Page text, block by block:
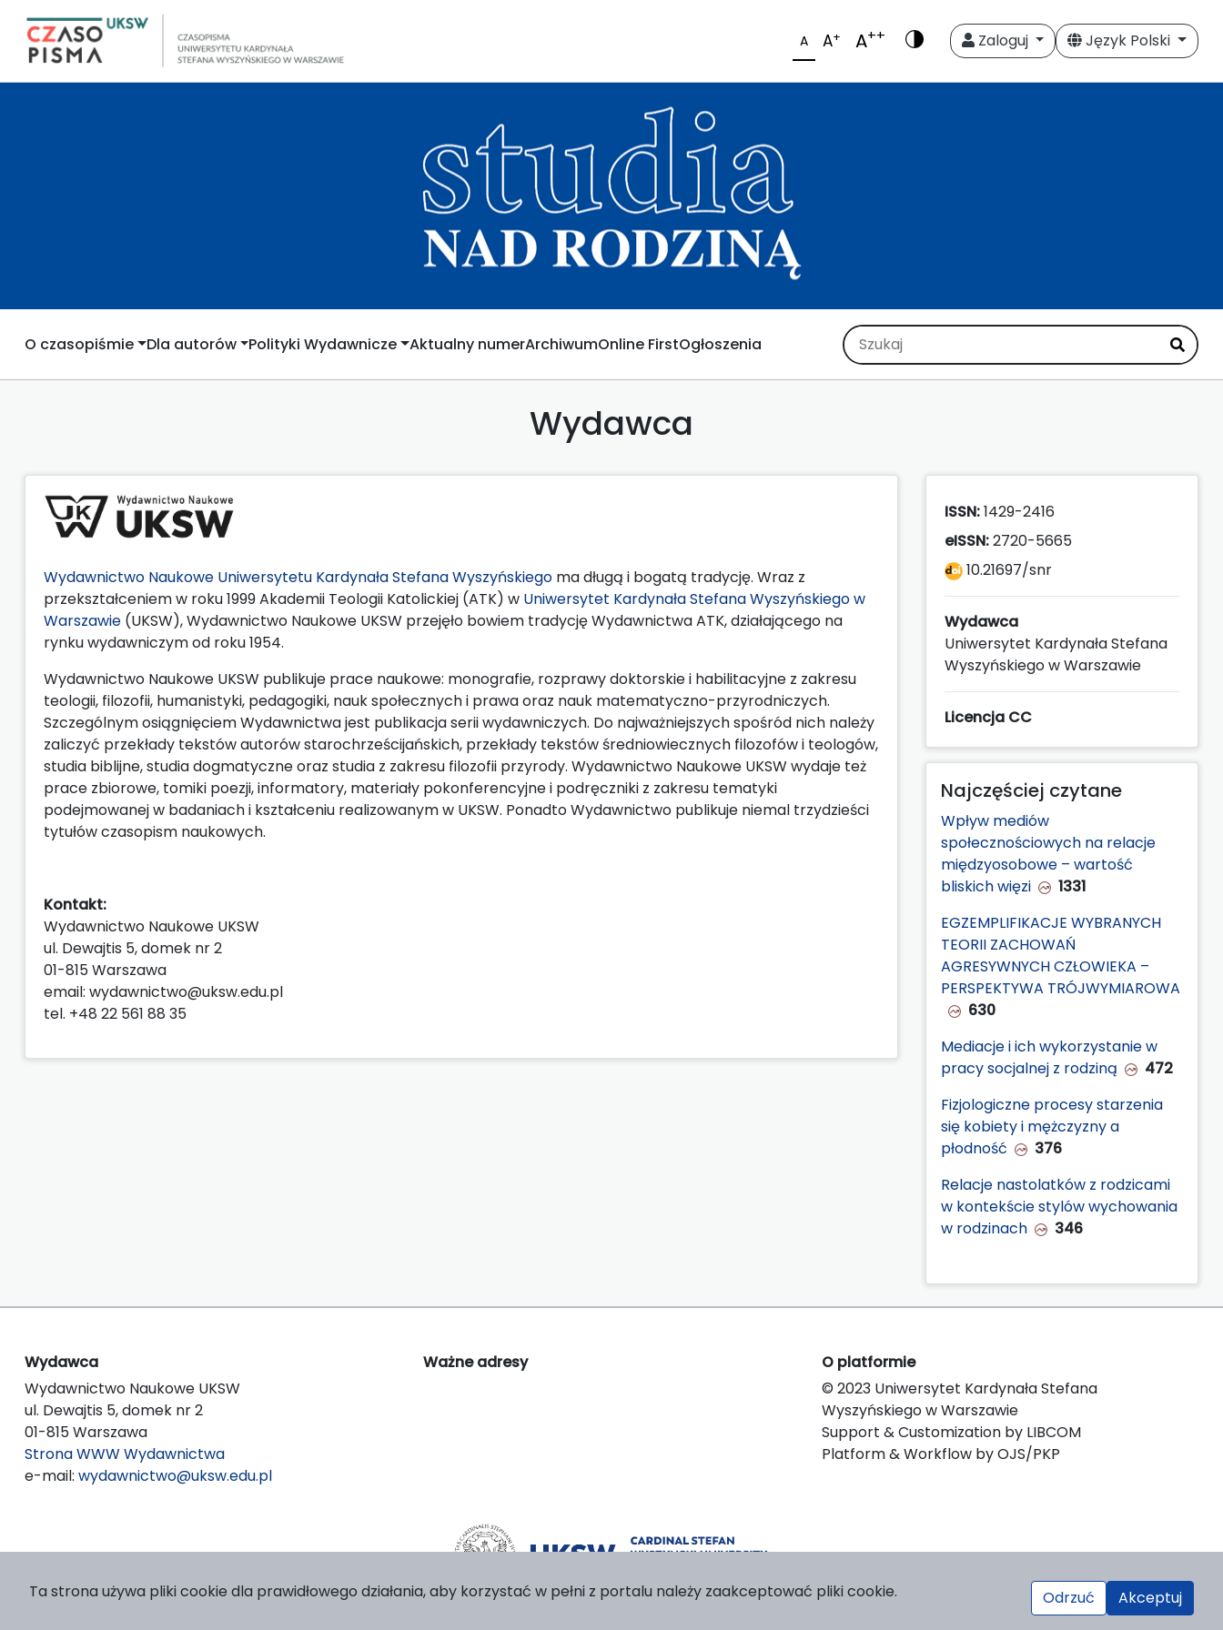
A A+ A++ Zaloguj Język Polski
O czasopiśmie Dla autorów Polityki Wydawnicze Aktualny numerArchiwumOnline FirstOgłoszenia
Wydawca
Wydawnictwo Naukowe Uniwersytetu Kardynała Stefana Wyszyńskiego ma długą i bogatą tradycję. Wraz z
przekształceniem w roku 1999 Akademii Teologii Katolickiej (ATK) w Uniwersytet Kardynała Stefana Wyszyńskiego w
Warszawie (UKSW), Wydawnictwo Naukowe UKSW przejęło bowiem tradycję Wydawnictwa ATK, działającego na
rynku wydawniczym od roku 1954.
Wydawnictwo Naukowe UKSW publikuje prace naukowe: monografie, rozprawy doktorskie i habilitacyjne z zakresu
teologii, filozofii, humanistyki, pedagogiki, nauk społecznych i prawa oraz nauk matematyczno-przyrodniczych.
Szczególnym osiągnięciem Wydawnictwa jest publikacja serii wydawniczych. Do najważniejszych spośród nich należy
zaliczyć przekłady tekstów autorów starochrześcijańskich, przekłady tekstów średniowiecznych filozofów i teologów,
studia biblijne, studia dogmatyczne oraz studia z zakresu filozofii przyrody. Wydawnictwo Naukowe UKSW wydaje też
prace zbiorowe, tomiki poezji, informatory, materiały pokonferencyjne i podręczniki z zakresu tematyki
podejmowanej w badaniach i kształceniu realizowanym w UKSW. Ponadto Wydawnictwo publikuje niemal trzydzieści
tytułów czasopism naukowych.
Kontakt:
Wydawnictwo Naukowe UKSW
ul. Dewajtis 5, domek nr 2
01-815 Warszawa
email: wydawnictwo@uksw.edu.pl
tel. +48 22 561 88 35
ISSN:1429-2416
eISSN:2720-5665
10.21697/snr
Wydawca
Uniwersytet Kardynała Stefana
Wyszyńskiego w Warszawie
Licencja CC
Najczęściej czytane
Wpływ mediów
społecznościowych na relacje
międzyosobowe – wartość
bliskich więzi
1331
EGZEMPLIFIKACJE WYBRANYCH
TEORII ZACHOWAŃ
AGRESYWNYCH CZŁOWIEKA –
PERSPEKTYWA TRÓJWYMIAROWA
630
Mediacje i ich wykorzystanie w
pracy socjalnej z rodziną
472
Fizjologiczne procesy starzenia
się kobiety i mężczyzny a
płodność
376
Relacje nastolatków z rodzicami
w kontekście stylów wychowania
w rodzinach
346
Wydawca
Wydawnictwo Naukowe UKSW
ul. Dewajtis 5, domek nr 2
01-815 Warszawa
Strona WWW Wydawnictwa
e-mail: wydawnictwo@uksw.edu.pl
Ważne adresy
O platformie
© 2023 Uniwersytet Kardynała Stefana
Wyszyńskiego w Warszawie
Support & Customization by LIBCOM
Platform & Workflow by OJS/PKP
Ta strona używa pliki cookie dla prawidłowego działania, aby korzystać w pełni z portalu należy zaakceptować pliki cookie. Odrzuć Akceptuj